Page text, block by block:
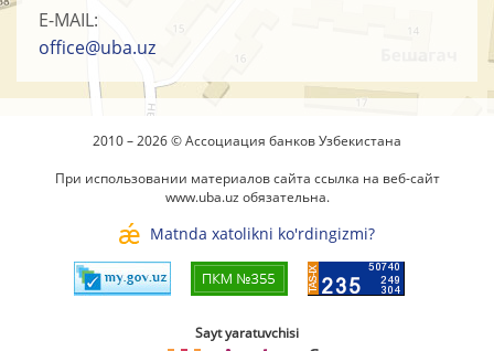
E-MAIL:
office@uba.uz
2010 – 2026 © Ассоциация банков Узбекистана
При использовании материалов сайта ссылка на веб-сайт
www.uba.uz обязательна.
Matnda xatolikni ko'rdingizmi?
Sayt yaratuvchisi